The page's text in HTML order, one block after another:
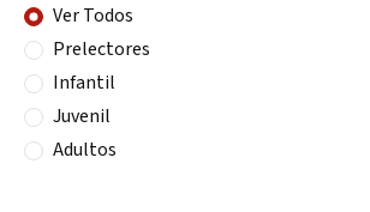
Ver Todos
Prelectores
Infantil
Juvenil
Adultos